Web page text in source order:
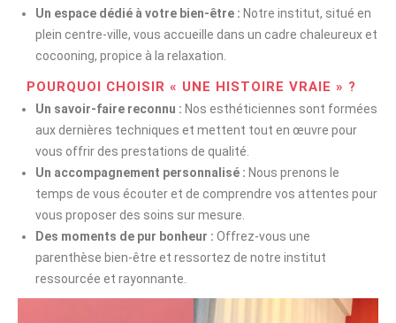
Un espace dédié à votre bien-être : Notre institut, situé en
plein centre-ville, vous accueille dans un cadre chaleureux et
cocooning, propice à la relaxation.
POURQUOI CHOISIR « UNE HISTOIRE VRAIE » ?
Un savoir-faire reconnu : Nos esthéticiennes sont formées
aux dernières techniques et mettent tout en œuvre pour
vous offrir des prestations de qualité.
Un accompagnement personnalisé : Nous prenons le
temps de vous écouter et de comprendre vos attentes pour
vous proposer des soins sur mesure.
Des moments de pur bonheur : Offrez-vous une
parenthèse bien-être et ressortez de notre institut
ressourcée et rayonnante.